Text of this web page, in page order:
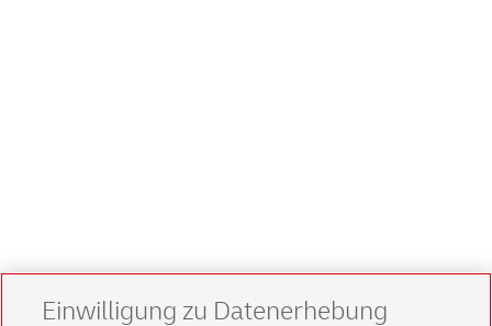
Einwilligung zu Datenerhebung